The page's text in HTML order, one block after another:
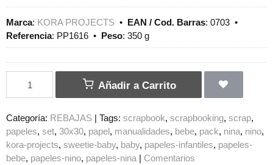
Marca: KORA PROJECTS • EAN / Cod. Barras: 0703 •
Referencia: PP1616 • Peso: 350 g
Añadir a Carrito
Categoría: REBAJAS | Tags: scrapbook scrapbooking scrap
papeles set 30x30 papel manualidades bebe pack nina nino
kora-projects sweetie-baby baby papeles-infantiles papeles-
bebe papeles-nino papeles-nina | Comentarios